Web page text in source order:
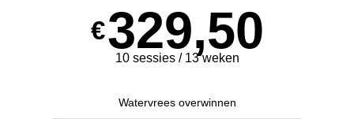
€329,50
10 sessies / 13 weken
Watervrees overwinnen